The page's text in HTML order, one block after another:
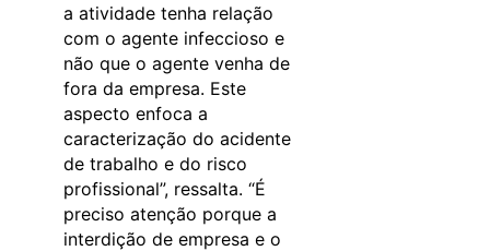
a atividade tenha relação
com o agente infeccioso e
não que o agente venha de
fora da empresa. Este
aspecto enfoca a
caracterização do acidente
de trabalho e do risco
profissional”, ressalta. “É
preciso atenção porque a
interdição de empresa e o